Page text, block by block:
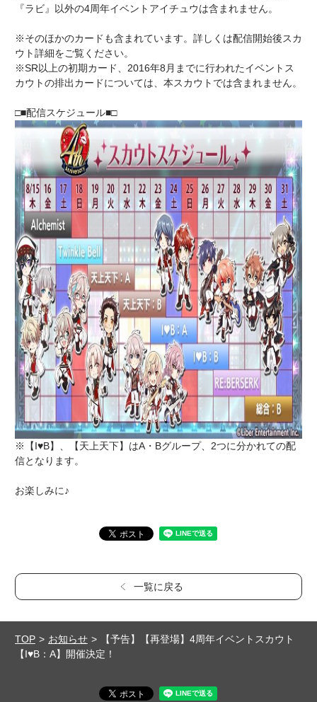
『ラビ』以外の4周年イベントアイチュウは含まれません。
※そのほかのカードも含まれています。詳しくは配信開始後スカ
ウト詳細をご覧ください。
※SR以上の初期カード、2016年8月までに行われたイベントス
カウトの排出カードについては、本スカウトでは含まれません。
□■配信スケジュール■□
※【I♥B】、【天上天下】はA・Bグループ、2つに分かれての配
信となります。
お楽しみに♪
一覧に戻る
TOP お知らせ
【予告】【再登場】4周年イベントスカウト
【I♥B：A】開催決定！